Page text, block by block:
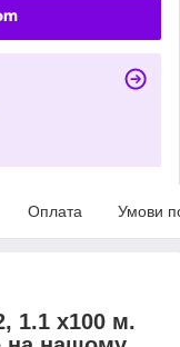
Оплата Умови
1.1 х100 м.